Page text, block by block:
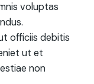
voluptas
officiis debitis
ut et
non